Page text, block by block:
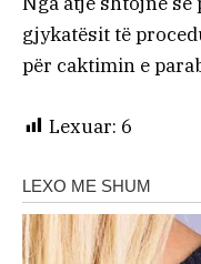
gjykatësit të
për caktimin e
Lexuar: 6